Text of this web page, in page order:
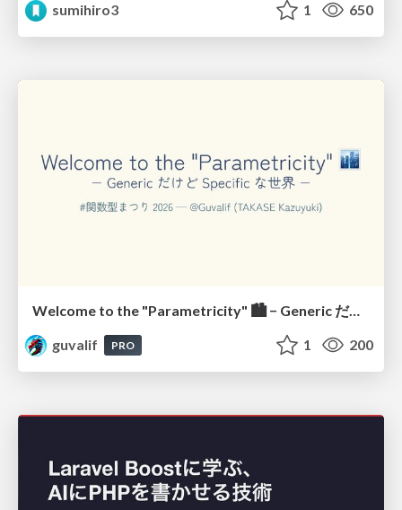
sumihiro3
1 650
Welcome to the "Parametricity" 🏙️ − Generic だけど Specific な世界 −
guvalif
PRO 1 200